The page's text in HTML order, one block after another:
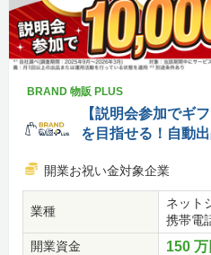
BRAND 物販 PLUS
【説明会参加でギ
を目指せる！自動
開業お祝い金対象企業
業種
ネット
携帯電
開業資金
150 万